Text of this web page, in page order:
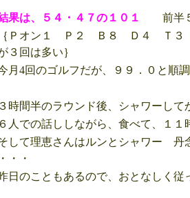
果は、５４・４７の１０１
前半
Ｐオン１ Ｐ２ Ｂ８ Ｄ４ Ｔ３
３回は多い｝
月4回のゴルフだが、９９．０と順
時間半のラウンド後、シャワーして
人での話ししながら、食べて、１１
して理恵さんはルンとシャワー 丹
・・
日のこともあるので、おとなしく従